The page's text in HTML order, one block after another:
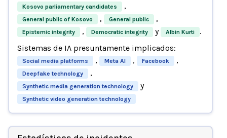
Kosovo parliamentary candidates ,
General public of Kosovo , General public ,
Epistemic integrity , Democratic integrity y Albin Kurti
.
Sistemas de IA presuntamente implicados:
Social media platforms , Meta AI , Facebook ,
Deepfake technology ,
Synthetic media generation technology y
Synthetic video generation technology